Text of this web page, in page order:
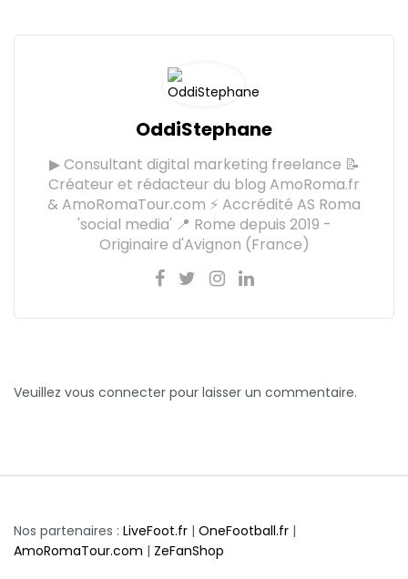
OddiStephane
▶ Consultant digital marketing freelance 📝
Créateur et rédacteur du blog AmoRoma.fr
& AmoRomaTour.com ⚡ Accrédité AS Roma
'social media' 📍 Rome depuis 2019 -
Originaire d'Avignon (France)
Veuillez vous connecter pour laisser un commentaire.
Nos partenaires : LiveFoot.fr | OneFootball.fr |
AmoRomaTour.com | ZeFanShop